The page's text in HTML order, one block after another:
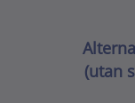
(utan